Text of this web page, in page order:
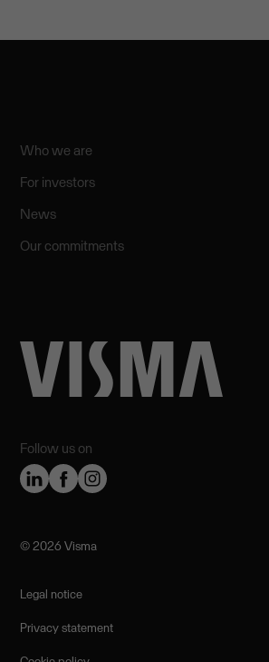
Follow us on
Who we are
For investors
News
Our commitments
©️ 2026 Visma
Legal notice
Privacy statement